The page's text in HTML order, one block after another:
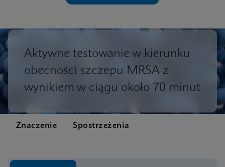
Aktywne testowanie w kierunku
obecności szczepu MRSA z
wynikiem w ciągu około 70 minut
Znaczenie Spostrzeżenia